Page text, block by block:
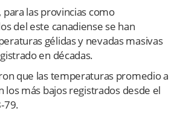
para las provincias como
del este canadiense se han
gélidas y nevadas masivas
en décadas.
que las temperaturas promedio a
los más bajos registrados desde el
79.